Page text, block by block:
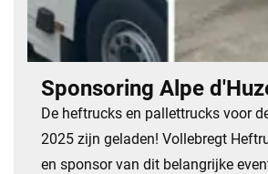
Sponsoring Alpe
​De heftrucks en pallettrucks voor
2025 zijn geladen! Vollebregt
en sponsor van dit belangrijke